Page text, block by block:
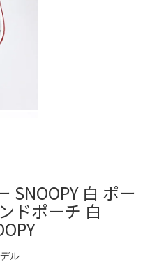
SNOOPY 白 ポー
ドポーチ 白
ル